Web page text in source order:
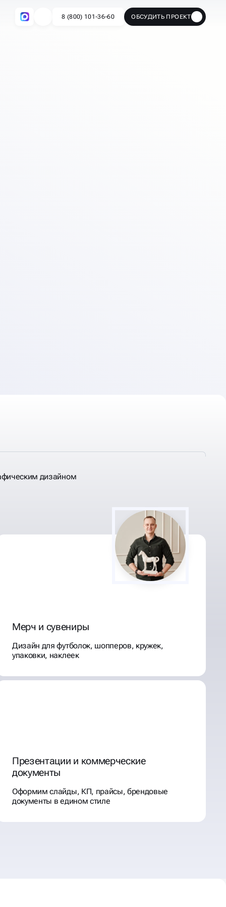
8 (800) 101-36-60 ОБСУДИТЬ ПРОЕКТ
дизайном
Мерч и сувениры
Дизайн для футболок, шопперов, кружек,
упаковки, наклеек
Презентации и коммерческие
документы
Оформим слайды, КП, прайсы, брендовые
документы в едином стиле